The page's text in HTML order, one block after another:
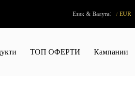
Език & Валута: / EUR
ТОП ОФЕРТИ Кампании